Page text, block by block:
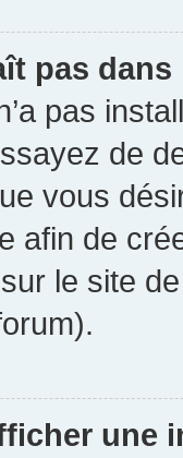
pas
pas
de
vous
afin de
le site
une